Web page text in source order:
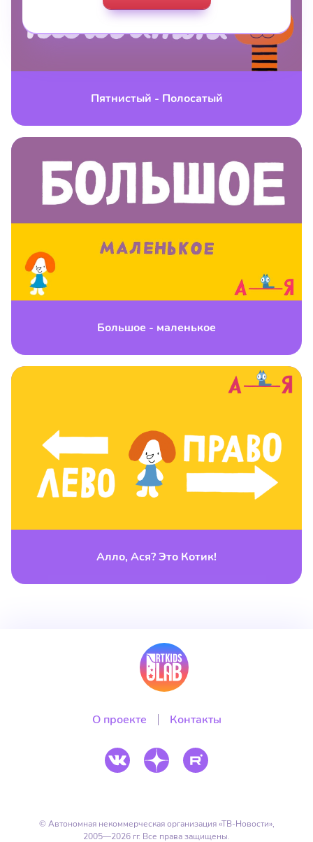
Пятнистый - Полосатый
Большое - маленькое
Алло, Ася? Это Котик!
О проекте Контакты
© Автономная некоммерческая организация «ТВ-Новости»,
2005—2026 гг. Все права защищены.